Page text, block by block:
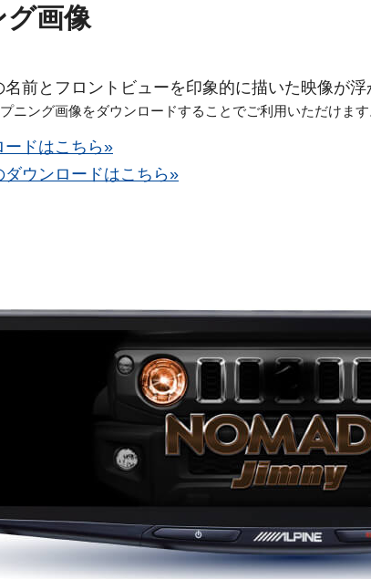
グ画像
前とフロントビューを印象的に描いた映像が浮
ング画像をダウンロードすることでご利用いただけます
ードはこちら»
ウンロードはこちら»